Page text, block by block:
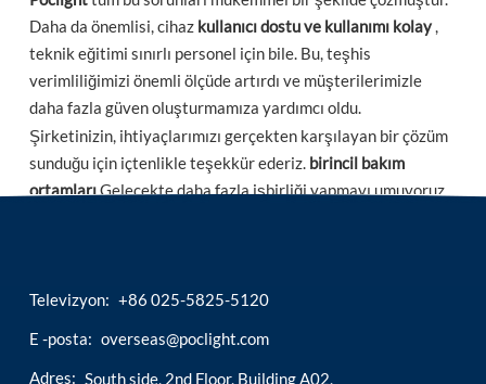
Daha da önemlisi, cihaz kullanıcı dostu ve kullanımı kolay,
teknik eğitimi sınırlı personel için bile. Bu, teşhis
verimliliğimizi önemli ölçüde artırdı ve müşterilerimizle
daha fazla güven oluşturmamıza yardımcı oldu.
Şirketinizin, ihtiyaçlarımızı gerçekten karşılayan bir çözüm
sunduğu için içtenlikle teşekkür ederiz. birincil bakım
ortamlarıGelecekte daha fazla işbirliği yapmayı umuyoruz.
Televizyon: +86 025-5825-5120
E -posta: overseas@poclight.com
Adres: South side, 2nd Floor, Building A02,